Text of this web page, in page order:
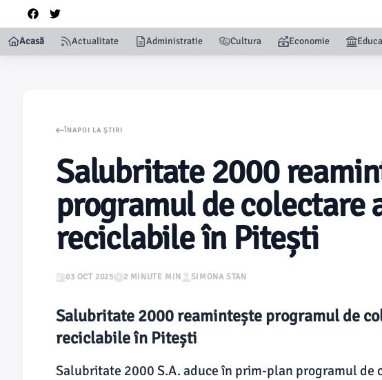
Acasă Actualitate Administratie Cultura Economie
ÎNAPOI LA ȘTIRI
Salubritate 2000
programul de colectare
reciclabile în Pitești
03 OCT 2025 2 MINUTE MIN SIMONA STAN
Salubritate 2000 reamintește programul de
reciclabile în Pitești
Salubritate 2000 S.A. aduce în prim-plan programul de